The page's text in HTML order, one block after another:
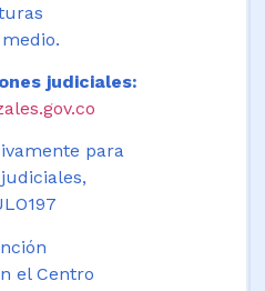
judiciales:
para
el Centro